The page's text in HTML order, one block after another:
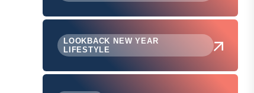
LOOKBACK NEW YEAR
LIFESTYLE